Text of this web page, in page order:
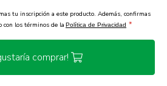
tu inscripción a este producto. Además, confirmas
con los términos de la Política de Privacidad *
comprar!